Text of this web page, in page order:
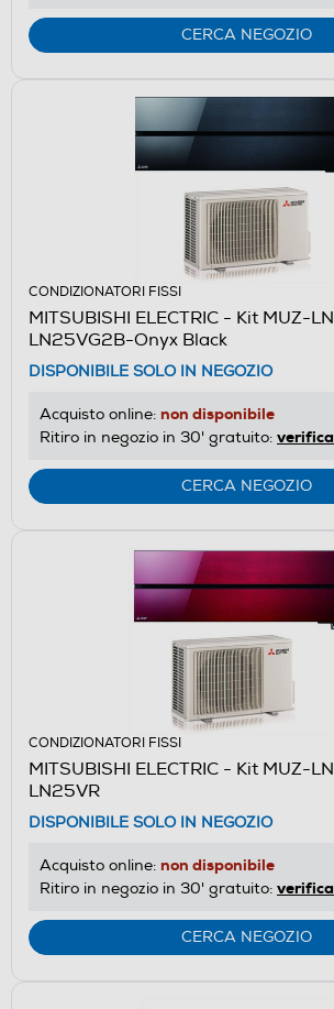
CERCA NEGOZIO
CONDIZIONATORI FISSI
MITSUBISHI ELECTRIC - Kit MUZ-LN25VG2/MSZ-
LN25VG2B-Onyx Black
DISPONIBILE SOLO IN NEGOZIO
Acquisto online: non disponibile
Ritiro in negozio in 30' gratuito: verifica
CERCA NEGOZIO
CONDIZIONATORI FISSI
MITSUBISHI ELECTRIC - Kit MUZ-LN25-2/MSZ-
LN25VR
DISPONIBILE SOLO IN NEGOZIO
Acquisto online: non disponibile
Ritiro in negozio in 30' gratuito: verifica
CERCA NEGOZIO